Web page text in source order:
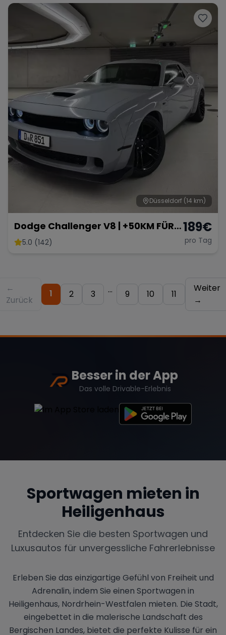
Düsseldorf (14 km)
Dodge Challenger V8 | +50KM FÜR
NEUKUNDEN
5.0 (142)
189€
pro Tag
←
Zurück
1 2 3 ... 9 10 11
Weiter
→
Besser in der App
Das volle Drivable-Erlebnis
Sportwagen mieten in
Heiligenhaus
Entdecken Sie die besten Sportwagen und
Luxusautos für unvergessliche Fahrerlebnisse
Erleben Sie das einzigartige Gefühl von Freiheit und
Adrenalin, indem Sie einen Sportwagen in
Heiligenhaus, Nordrhein-Westfalen mieten. Die Stadt,
eingebettet in die malerische Landschaft des
Bergischen Landes, bietet die perfekte Kulisse für ein